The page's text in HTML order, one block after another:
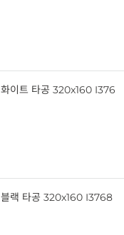
이트 타공 320x160 I376
랙 타공 320x160 I3768